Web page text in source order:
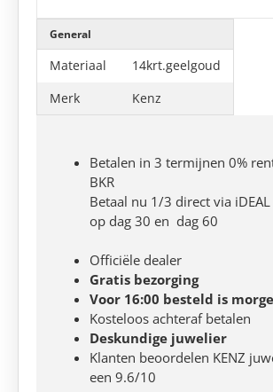
General
Materiaal
14krt.geelgoud
Merk
Kenz
Betalen in 3 termijnen 0%
BKR
Betaal nu 1/3 direct via
op dag 30 en dag 60
Officiële dealer
Gratis bezorging
Voor 16:00 besteld is
Kosteloos achteraf betalen
Deskundige juwelier
Klanten beoordelen KENZ
een 9.6/10